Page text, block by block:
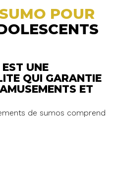
POUR
UNE
QUI GARANTIE
ET
de sumos comprend